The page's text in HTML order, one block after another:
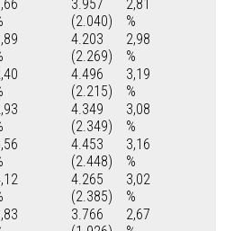
3.957
(2.040)
2,81
%
4.203
(2.269)
2,98
%
4.496
(2.215)
3,19
%
4.349
(2.349)
3,08
%
4.453
(2.448)
3,16
%
4.265
(2.385)
3,02
%
3.766
2,67